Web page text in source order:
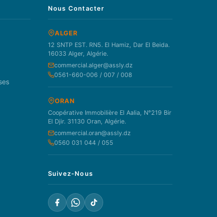
Nous Contacter
ALGER
12 SNTP EST. RN5. El Hamiz, Dar El Beida.
16033 Alger, Algérie.
commercial.alger@assly.dz
0561-660-006 / 007 / 008
ORAN
Coopérative Immobilière El Aalia, N°219 Bir
El Djir. 31130 Oran, Algérie.
commercial.oran@assly.dz
0560 031 044 / 055
Suivez-Nous